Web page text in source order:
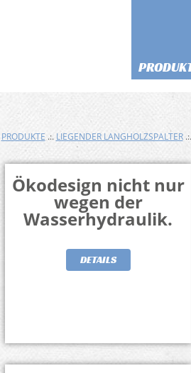
PRODUKTE .:. LIEGENDER LANGHOLZSPALTER
Ökodesign nicht nur
wegen der
Wasserhydraulik.
DETAILS